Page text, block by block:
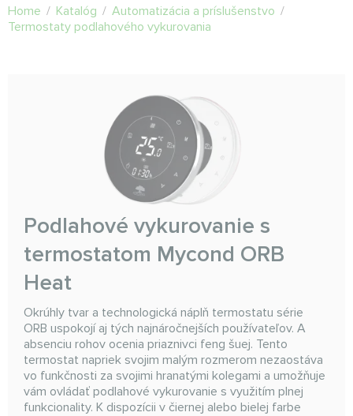
Home / Katalóg / Automatizácia a príslušenstvo /
Termostaty podlahového vykurovania
Podlahové vykurovanie s
termostatom Mycond ORB
Heat
Okrúhly tvar a technologická náplň termostatu série
ORB uspokojí aj tých najnáročnejších používateľov. A
absenciu rohov ocenia priaznivci feng šuej. Tento
termostat napriek svojim malým rozmerom nezaostáva
vo funkčnosti za svojimi hranatými kolegami a umožňuje
vám ovládať podlahové vykurovanie s využitím plnej
funkcionality. K dispozícii v čiernej alebo bielej farbe